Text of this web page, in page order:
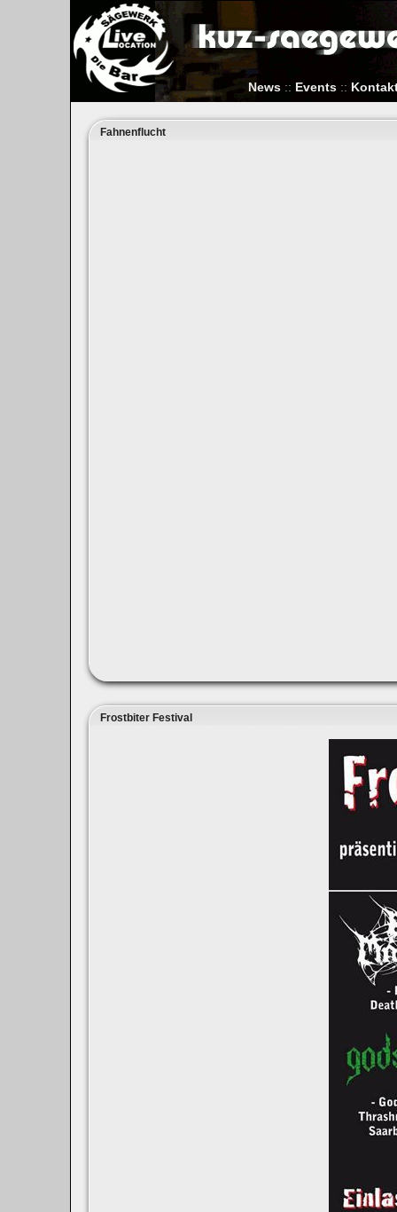
News :: Events ::
Fahnenflucht
Frostbiter Festival